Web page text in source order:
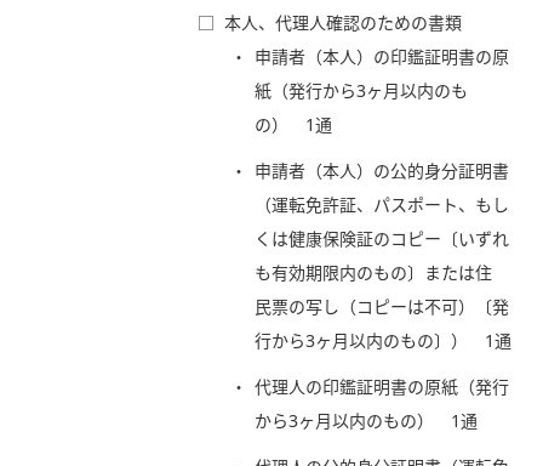
□ 本人、代理人確認のための書類
申請者（本人）の印鑑証明書の原
紙（発行から3ヶ月以内のも
の） 1通
申請者（本人）の公的身分証明書
（運転免許証、パスポート、もし
くは健康保険証のコピー〔いずれ
も有効期限内のもの〕または住
民票の写し（コピーは不可）〔発
行から3ヶ月以内のもの〕） 1通
代理人の印鑑証明書の原紙（発行
から3ヶ月以内のもの） 1通